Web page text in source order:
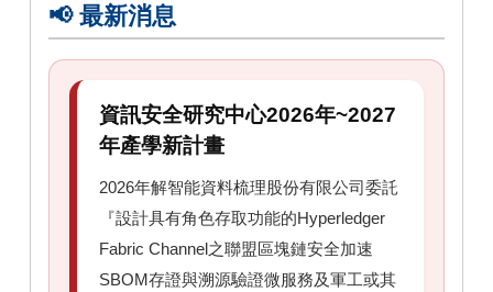
📢 最新消息
資訊安全研究中心2026年~2027
年產學新計畫
2026年解智能資料梳理股份有限公司委託
『設計具有角色存取功能的Hyperledger
Fabric Channel之聯盟區塊鏈安全加速
SBOM存證與溯源驗證微服務及軍工或其